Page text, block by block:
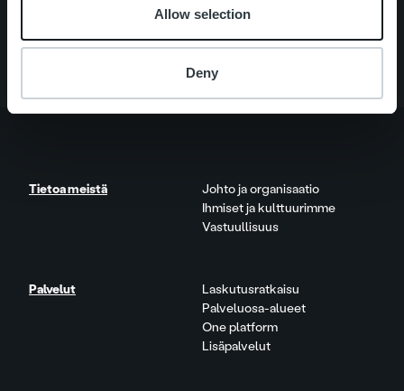
Allow selection
Deny
Tietoa meistä
Johto ja organisaatio
Ihmiset ja kulttuurimme
Vastuullisuus
Palvelut
Laskutusratkaisu
Palveluosa-alueet
One platform
Lisäpalvelut